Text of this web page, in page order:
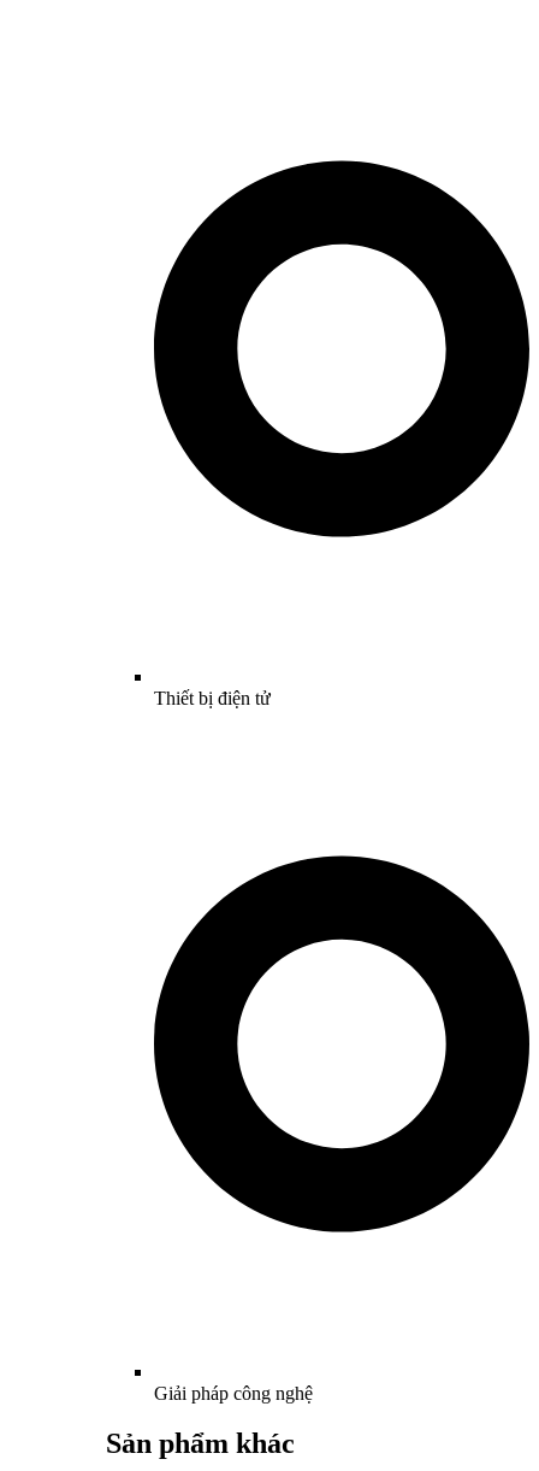
Thiết bị điện tử
Giải pháp công nghệ
Sản phẩm khác